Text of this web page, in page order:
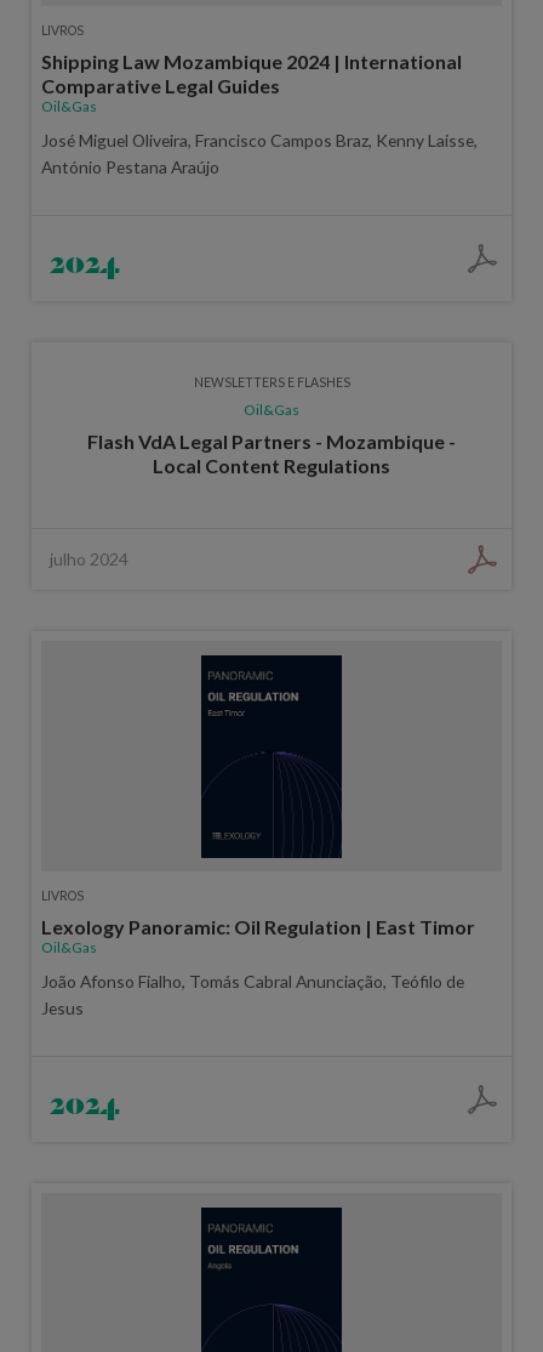
LIVROS
Shipping Law Mozambique 2024 | International
Comparative Legal Guides
Oil&Gas
José Miguel Oliveira, Francisco Campos Braz, Kenny Laisse,
António Pestana Araújo
2024
NEWSLETTERS E FLASHES
Oil&Gas
Flash VdA Legal Partners - Mozambique -
Local Content Regulations
julho 2024
LIVROS
Lexology Panoramic: Oil Regulation | East Timor
Oil&Gas
João Afonso Fialho, Tomás Cabral Anunciação, Teófilo de
Jesus
2024